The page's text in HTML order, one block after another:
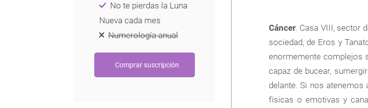
Cáncer. Casa VIII, sector
sociedad, de Eros y
enormemente complejos
capaz de bucear,
delante. Si nos atenemos
físicas o emotivas y
No te pierdas la Luna
Nueva cada mes
Numerología anual